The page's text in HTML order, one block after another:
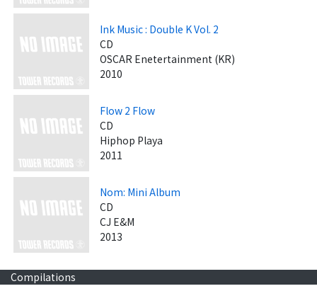
Ink Music : Double K Vol. 2
CD
OSCAR Enetertainment (KR)
2010
Flow 2 Flow
CD
Hiphop Playa
2011
Nom: Mini Album
CD
CJ E&M
2013
Compilations